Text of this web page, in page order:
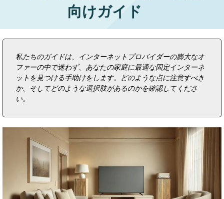
向けガイド
私たちのガイドは、インターネットプロバイダーの膨大なオ
ファーの中で迷わず、あなたの家庭に最適な固定インターネ
ットを見つける手助けをします。どのような点に注意すべき
か、そしてどのような選択肢があるのかを確認してくださ
い。